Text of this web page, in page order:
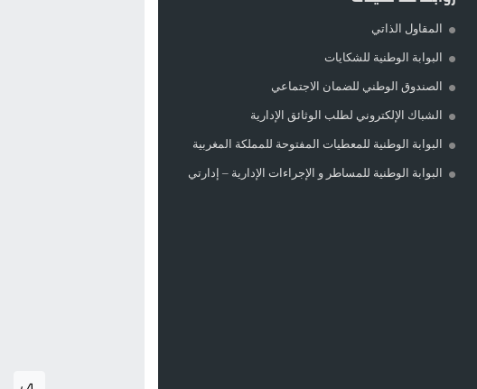
المقاول الذاتي
البوابة الوطنية للشكايات
الصندوق الوطني للضمان الاجتماعي
الشباك الإلكتروني لطلب الوثائق الإدارية
البوابة الوطنية للمعطيات المفتوحة للمملكة المغربية
البوابة الوطنية للمساطر و الإجراءات الإدارية – إدارتي